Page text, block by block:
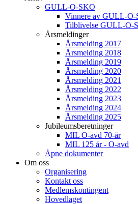
GULL-O-SKO
Vinnere av GULL-O-
Tilblivelse GULL-O-
Årsmeldinger
Årsmelding 2017
Årsmelding 2018
Årsmelding 2019
Årsmelding 2020
Årsmelding 2021
Årsmelding 2022
Årsmelding 2023
Årsmelding 2024
Årsmelding 2025
Jubileumsberetninger
MIL O-avd 70-år
MIL 125 år - O-avd
Åpne dokumenter
Om oss
Organisering
Kontakt oss
Medlemskontingent
Hovedlaget